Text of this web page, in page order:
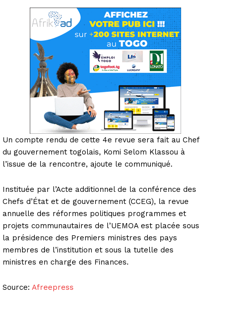
Un compte rendu de cette 4e revue sera fait au Chef
du gouvernement togolais, Komi Selom Klassou à
l’issue de la rencontre, ajoute le communiqué.
Instituée par l’Acte additionnel de la conférence des
Chefs d’État et de gouvernement (CCEG), la revue
annuelle des réformes politiques programmes et
projets communautaires de l’UEMOA est placée sous
la présidence des Premiers ministres des pays
membres de l’institution et sous la tutelle des
ministres en charge des Finances.
Source: Afreepress